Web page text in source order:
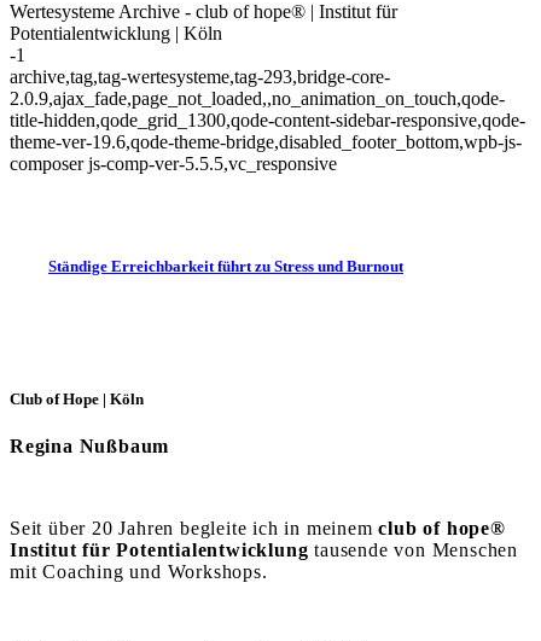
Wertesysteme Archive - club of hope® | Institut für
Potentialentwicklung | Köln
-1
archive,tag,tag-wertesysteme,tag-293,bridge-core-
2.0.9,ajax_fade,page_not_loaded,,no_animation_on_touch,qode-
title-hidden,qode_grid_1300,qode-content-sidebar-responsive,qode-
theme-ver-19.6,qode-theme-bridge,disabled_footer_bottom,wpb-js-
composer js-comp-ver-5.5.5,vc_responsive
Ständige Erreichbarkeit führt zu Stress und Burnout
Club of Hope | Köln
Regina Nußbaum
Seit über 20 Jahren begleite ich in meinemclub of hope®
Institut für Potentialentwicklung tausende von Menschen
mit Coaching und Workshops.